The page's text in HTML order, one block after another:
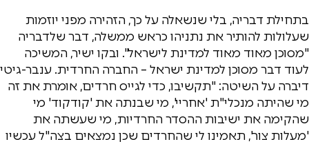
בתחילת דבריה, בלי שנשאלה על כך, הזהירה מפני יוזמות
שעלולות להותיר את נתניהו כראש ממשלה, דבר שלדבריה
"מסוכן מאוד מאוד למדינת לישראל". ובקו ישיר, המשיכה
לעוד דבר מסוכן למדינת ישראל – החברה החרדית. ענבר-גיטי
דיברה על השיטה: "תקשיבו, כדי לגייס חרדים, אומרת את זה
מי שהיתה מנכלי"ת 'אחריי', מי שבנתה את 'קודקוד' מי
שהקימה את ישיבות ההסדר החרדיות, מי שעשתה את
'מעלות צור', תאמינו לי שהחרדים שכן נמצאים בצה"ל עכשיו